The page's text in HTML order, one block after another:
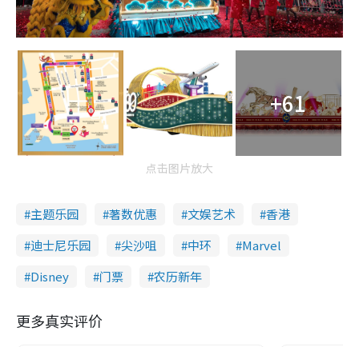
+61
点击图片放大
主题乐园 著数优惠 文娱艺术
香港
迪士尼乐园
尖沙咀 中环
Marvel
Disney
门票 农历新年
更多真实评价